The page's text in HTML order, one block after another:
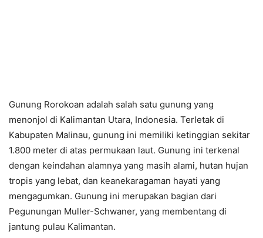
Gunung Rorokoan adalah salah satu gunung yang
menonjol di Kalimantan Utara, Indonesia. Terletak di
Kabupaten Malinau, gunung ini memiliki ketinggian sekitar
1.800 meter di atas permukaan laut. Gunung ini terkenal
dengan keindahan alamnya yang masih alami, hutan hujan
tropis yang lebat, dan keanekaragaman hayati yang
mengagumkan. Gunung ini merupakan bagian dari
Pegunungan Muller-Schwaner, yang membentang di
jantung pulau Kalimantan.